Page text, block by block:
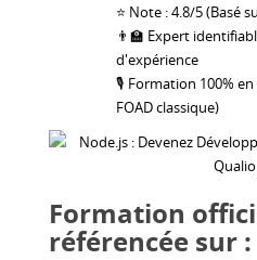
⭐ Note : 4.8/5 (Basé
👨‍🏫 Expert
d'expérience
🎙 Formation 100%
FOAD classique)
Formation
référencée sur :